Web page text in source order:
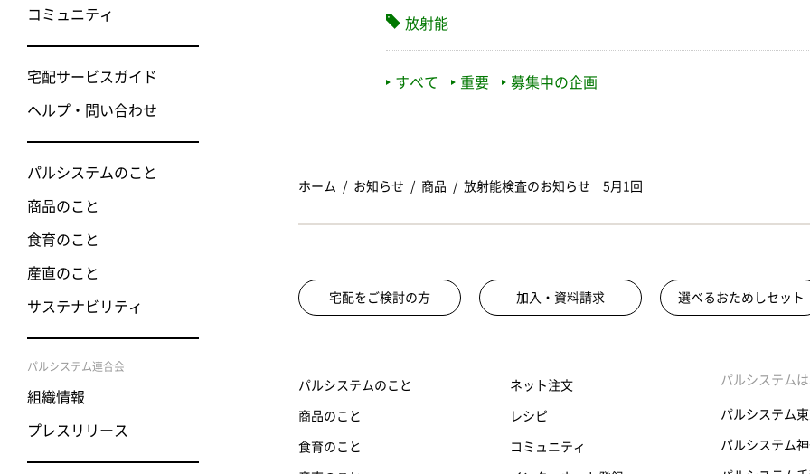
コミュニティ
宅配サービスガイド
ヘルプ・問い合わせ
パルシステムのこと
商品のこと
食育のこと
産直のこと
サステナビリティ
パルシステム連合会
組織情報
プレスリリース
放射能
すべて 重要 募集中の企画
ホーム お知らせ 商品 放射能検査のお知らせ 5月1回
宅配をご検討の方 加入・資料請求 選べるおためしセット
パルシステムのこと
商品のこと
食育のこと
ネット注文
レシピ
コミュニティ
パルシステム
パルシステム
パルシステム神